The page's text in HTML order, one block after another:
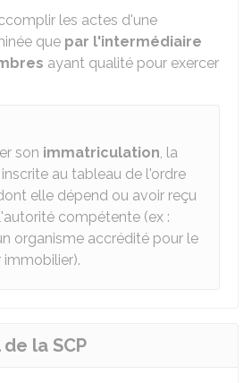
les actes d'une
que par l'intermédiaire
ayant qualité pour exercer
son immatriculation, la
au tableau de l'ordre
elle dépend ou avoir reçu
compétente (ex :
organisme accrédité pour le
la SCP